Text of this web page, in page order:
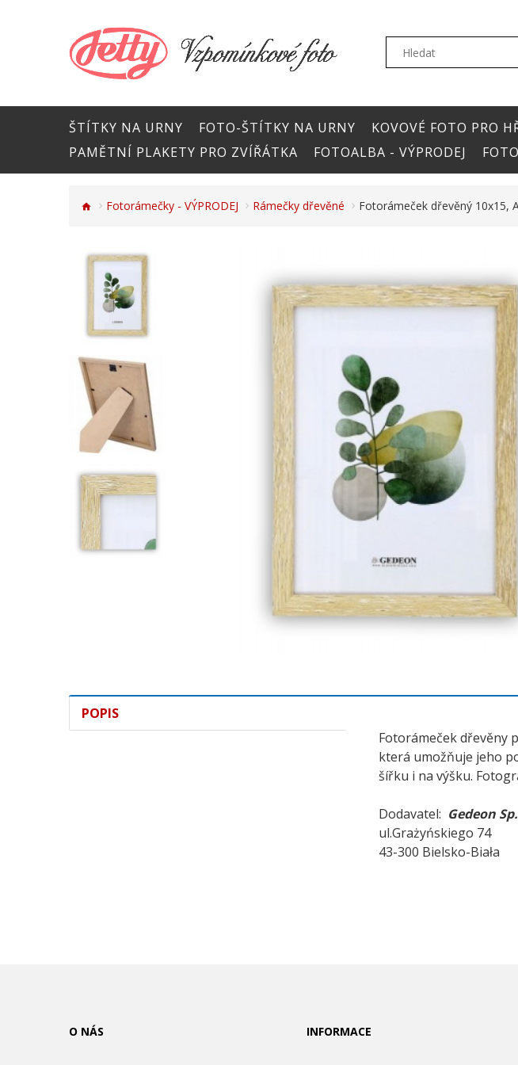
ŠTÍTKY NA URNY FOTO-ŠTÍTKY NA URNY
KOVOVÉ FOTO PRO
PAMĚTNÍ PLAKETY PRO ZVÍŘÁTKA
FOTOALBA - VÝPRODEJ
Fotorámečky - VÝPRODEJ Rámečky dřevěné Fotorámeček dřevěný 10x15,
POPIS
Fotorámeček dřevěny
která umožňuje jeho
šířku i na výšku.
Dodavatel: Gedeon
ul.Grażyńskiego 74
43-300 Bielsko-Biała
O NÁS INFORMACE